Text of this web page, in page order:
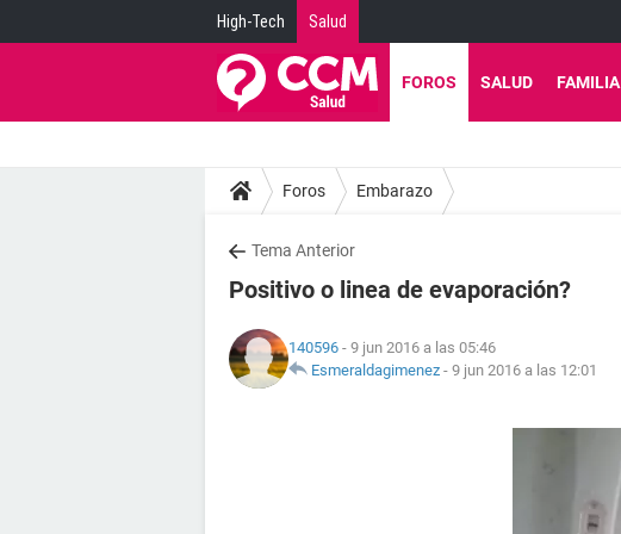
High-Tech Salud
FOROS SALUD FAMILIA
Foros Embarazo
Tema Anterior
Positivo o linea de evaporación?
140596 - 9 jun 2016 a las 05:46
Esmeraldagimenez - 9 jun 2016 a las 12:01